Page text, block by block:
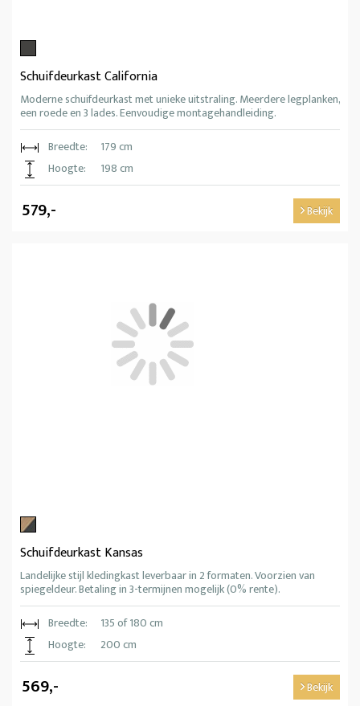
Schuifdeurkast California
Moderne schuifdeurkast met unieke uitstraling. Meerdere legplanken,
een roede en 3 lades. Eenvoudige montagehandleiding.
Breedte:
179 cm
Hoogte:
198 cm
579,- Bekijk
Schuifdeurkast Kansas
Landelijke stijl kledingkast leverbaar in 2 formaten. Voorzien van
spiegeldeur. Betaling in 3-termijnen mogelijk (0% rente).
Breedte:
135 of 180 cm
Hoogte:
200 cm
569,- Bekijk